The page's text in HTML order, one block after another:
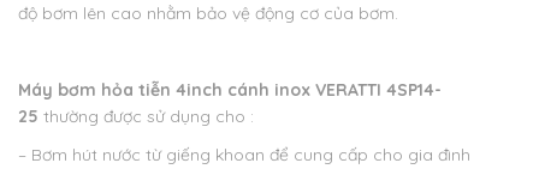
độ bơm lên cao nhằm bảo vệ động cơ của bơm.
Máy bơm hỏa tiễn 4inch cánh inox VERATTI 4SP14-
25 thường được sử dụng cho :
– Bơm hút nước từ giếng khoan để cung cấp cho gia đình